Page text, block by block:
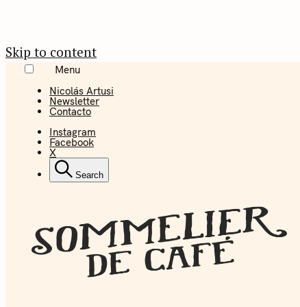
Skip to content
Menu
Nicolás Artusi
Newsletter
Contacto
Instagram
Facebook
X
Search